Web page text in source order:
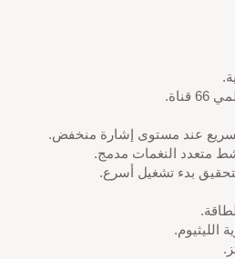
عند مستوى إشارة منخفض.
لتحقيق بدء تشغيل أسرع.
الليثيوم.